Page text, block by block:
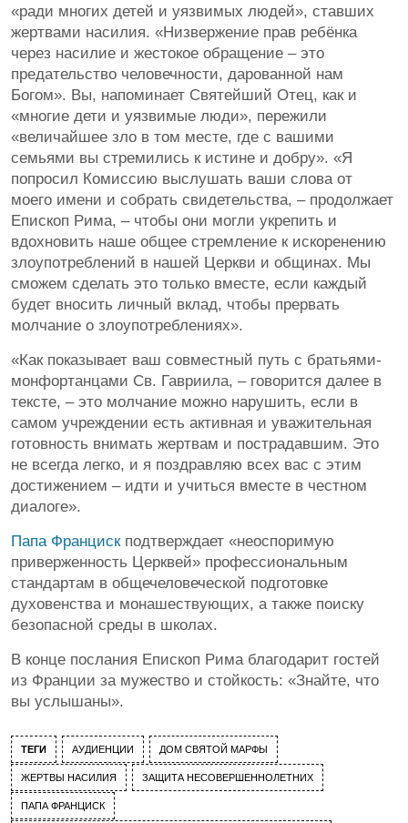
«ради многих детей и уязвимых людей», ставших
жертвами насилия. «Низвержение прав ребёнка
через насилие и жестокое обращение – это
предательство человечности, дарованной нам
Богом». Вы, напоминает Святейший Отец, как и
«многие дети и уязвимые люди», пережили
«величайшее зло в том месте, где с вашими
семьями вы стремились к истине и добру». «Я
попросил Комиссию выслушать ваши слова от
моего имени и собрать свидетельства, – продолжает
Епископ Рима, – чтобы они могли укрепить и
вдохновить наше общее стремление к искоренению
злоупотреблений в нашей Церкви и общинах. Мы
сможем сделать это только вместе, если каждый
будет вносить личный вклад, чтобы прервать
молчание о злоупотреблениях».
«Как показывает ваш совместный путь с братьями-
монфортанцами Св. Гавриила, – говорится далее в
тексте, – это молчание можно нарушить, если в
самом учреждении есть активная и уважительная
готовность внимать жертвам и пострадавшим. Это
не всегда легко, и я поздравляю всех вас с этим
достижением – идти и учиться вместе в честном
диалоге».
Папа Францискподтверждает «неоспоримую
приверженность Церквей» профессиональным
стандартам в общечеловеческой подготовке
духовенства и монашествующих, а также поиску
безопасной среды в школах.
В конце послания Епископ Рима благодарит гостей
из Франции за мужество и стойкость: «Знайте, что
вы услышаны».
ТЕГИ АУДИЕНЦИИ ДОМ СВЯТОЙ МАРФЫ
ЖЕРТВЫ НАСИЛИЯ ЗАЩИТА НЕСОВЕРШЕННОЛЕТНИХ
ПАПА ФРАНЦИСК